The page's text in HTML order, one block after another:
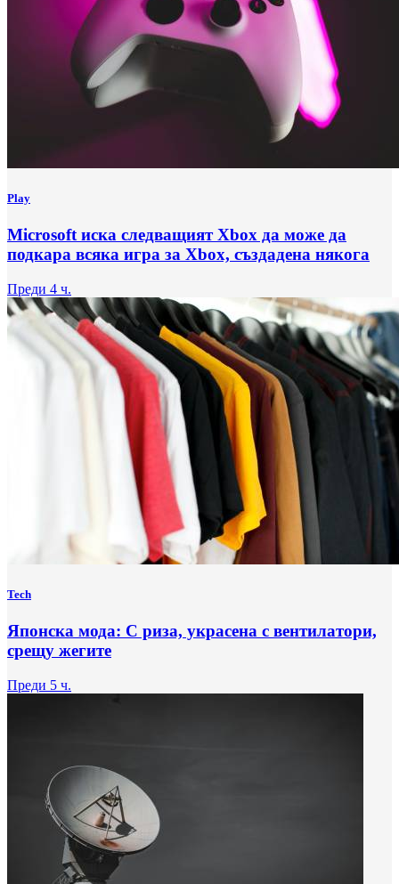
Play
Microsoft иска следващият Xbox да може да
подкара всяка игра за Xbox, създадена някога
Преди 4 ч.
Tech
Японска мода: С риза, украсена с вентилатори,
срещу жегите
Преди 5 ч.